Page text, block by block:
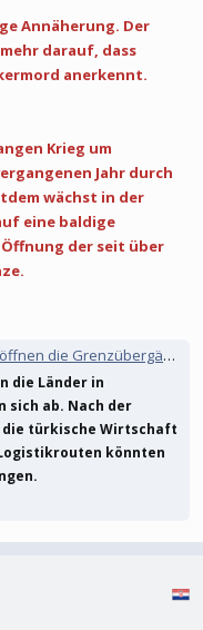
Annäherung. Der
darauf, dass
anerkennt.
Krieg um
Jahr durch
wächst in der
eine baldige
der seit über
die Grenzübergänge?
die Länder in
sich ab. Nach der
türkische Wirtschaft
könnten